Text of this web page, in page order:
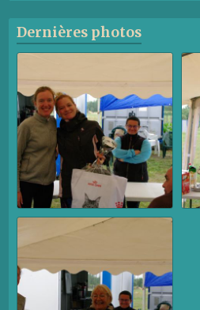
Dernières photos